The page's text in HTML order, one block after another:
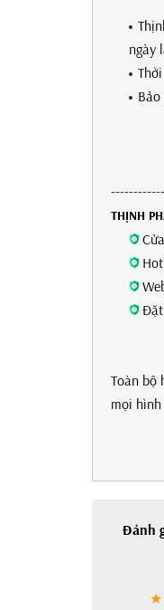
ngày
THỊNH
Đặt
Toàn bộ
mọi
Đánh